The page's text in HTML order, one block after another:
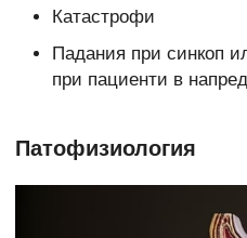
Катастрофи
Падания при синкоп
при пациенти в
Патофизиология